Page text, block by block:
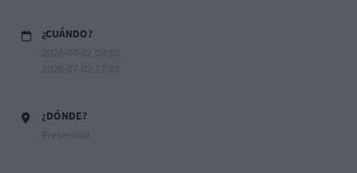
¿CUÁNDO?
¿DÓNDE?